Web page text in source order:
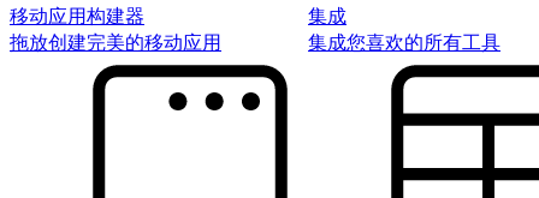
移动应用构建器
拖放创建完美的移动应用
集成
集成您喜欢的所有工具